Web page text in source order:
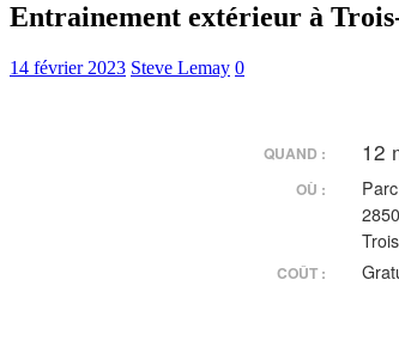
Entrainement extérieur à
14 février 2023 Steve Lemay 0
QUAND : 12
OÙ :
COÛT :